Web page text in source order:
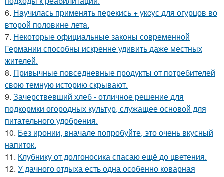
6. Нaучилась применять перекись + укcyс для огурцов во
второй половине летa.
7. Некоторые официальные законы современной
Германии способны искренне удивить даже местных
жителей.
8. Привычные повседневные продукты от потребителей
свою темную историю скрывают.
9. Зачерствевший хлеб - отличное решение для
подкормки огородных культур, служащее основой для
питательного удобрения.
10. Без иронии, вначале попробуйте, это очень вкусный
напиток.
11. Клубнику от долгоносика спасаю ещё до цветения.
12. У дачного отдыха есть одна особенно коварная